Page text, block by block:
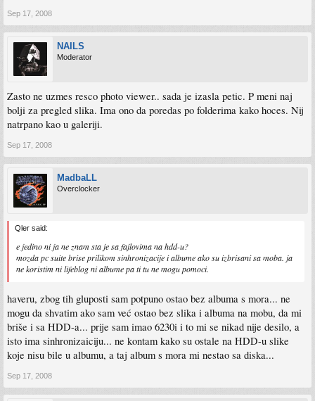
Sep 17, 2008
NAILS
Moderator
Zasto ne uzmes resco photo viewer.. sada je izasla petic. P meni naj
bolji za pregled slika. Ima ono da poredas po folderima kako hoces. Nij
natrpano kao u galeriji.
Sep 17, 2008
MadbaLL
Overclocker
Qler said:
e jedino ni ja ne znam sta je sa fajlovima na hdd-u?
mozda pc suite brise prilikom sinhronizacije i albume ako su izbrisani sa moba. ja
ne koristim ni lifeblog ni albume pa ti tu ne mogu pomoci.
haveru, zbog tih gluposti sam potpuno ostao bez albuma s mora... ne
mogu da shvatim ako sam već ostao bez slika i albuma na mobu, da mi
briše i sa HDD-a... prije sam imao 6230i i to mi se nikad nije desilo, a
isto ima sinhronizaiciju... ne kontam kako su ostale na HDD-u slike
koje nisu bile u albumu, a taj album s mora mi nestao sa diska...
Sep 17, 2008